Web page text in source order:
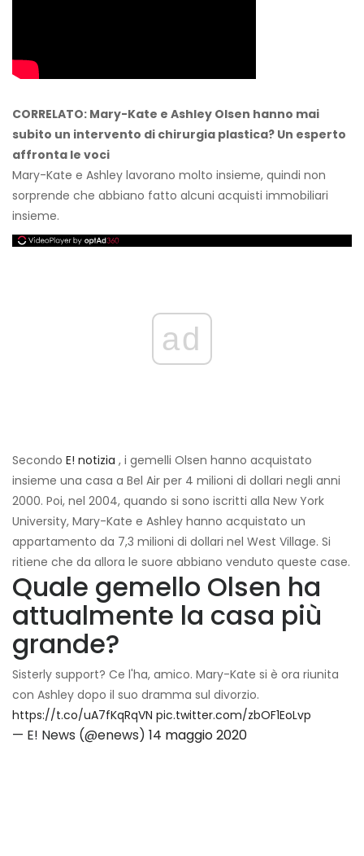
CORRELATO: Mary-Kate e Ashley Olsen hanno mai
subito un intervento di chirurgia plastica? Un esperto
affronta le voci
Mary-Kate e Ashley lavorano molto insieme, quindi non
sorprende che abbiano fatto alcuni acquisti immobiliari
insieme.
ad
Secondo E! notizia , i gemelli Olsen hanno acquistato
insieme una casa a Bel Air per 4 milioni di dollari negli anni
2000. Poi, nel 2004, quando si sono iscritti alla New York
University, Mary-Kate e Ashley hanno acquistato un
appartamento da 7,3 milioni di dollari nel West Village. Si
ritiene che da allora le suore abbiano venduto queste case.
Quale gemello Olsen ha
attualmente la casa più
grande?
Sisterly support? Ce l'ha, amico. Mary-Kate si è ora riunita
con Ashley dopo il suo dramma sul divorzio.
https://t.co/uA7fKqRqVN pic.twitter.com/zbOF1EoLvp
— E! News (@enews) 14 maggio 2020